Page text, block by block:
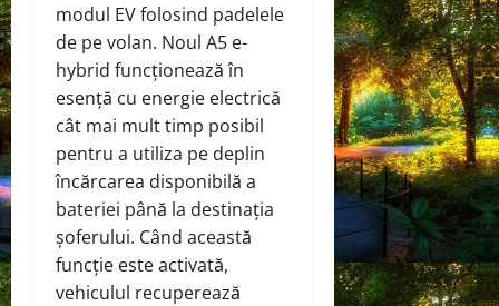
modul EV folosind padelele
de pe volan. Noul A5 e-
hybrid funcționează în
esență cu energie electrică
cât mai mult timp posibil
pentru a utiliza pe deplin
încărcarea disponibilă a
bateriei până la destinația
șoferului. Când această
funcție este activată,
vehiculul recuperează